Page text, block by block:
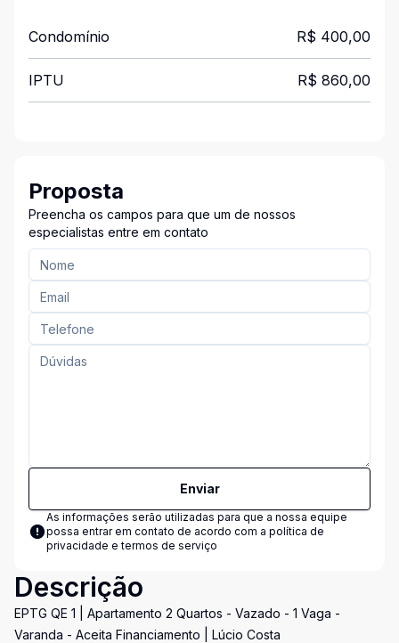
Condomínio R$ 400,00
IPTU R$ 860,00
Proposta
Preencha os campos para que um de nossos
especialistas entre em contato
Enviar
As informações serão utilizadas para que a nossa equipe
possa entrar em contato de acordo com a política de
privacidade e termos de serviço
Descrição
EPTG QE 1 | Apartamento 2 Quartos - Vazado - 1 Vaga -
Varanda - Aceita Financiamento | Lúcio Costa